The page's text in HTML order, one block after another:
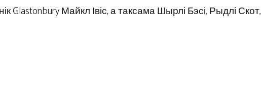
Glastonbury Майкл Івіс, а таксама Шырлі Бэсі, Рыдлі Скот,